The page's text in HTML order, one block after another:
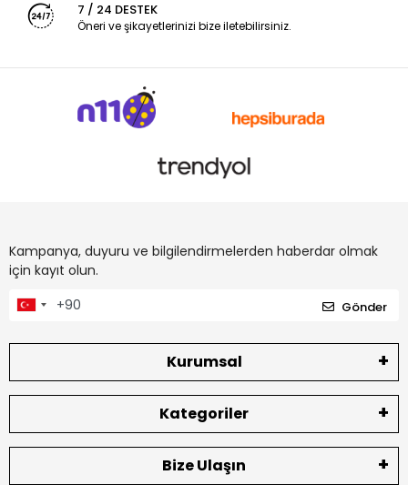
7 / 24 DESTEK
Öneri ve şikayetlerinizi bize iletebilirsiniz.
Kampanya, duyuru ve bilgilendirmelerden haberdar olmak
için kayıt olun.
Gönder
Kurumsal
Kategoriler
Bize Ulaşın